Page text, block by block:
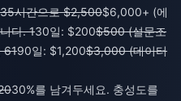
35시간으로 $2,500$6,000+ (에
다. 130일: $200$500 (설문조
6190일: $1,200$3,000 (데이터
30%를 남겨두세요. 충성도를